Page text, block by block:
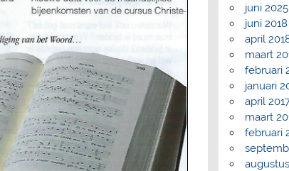
juni 2025
juni 2018
april
maart
februari
januari
april
maart
februari